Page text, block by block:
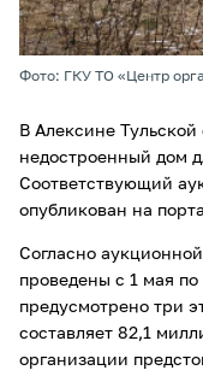
Фото: ГКУ ТО «Центр
В Алексине
недостроенный дом
Соответствующий
опубликован на
Согласно
проведены с 1 мая
предусмотрено три
составляет 82,1
организации